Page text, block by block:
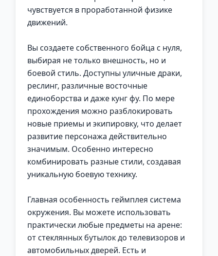
чувствуется в проработанной физике
движений.
Вы создаете собственного бойца с нуля,
выбирая не только внешность, но и
боевой стиль. Доступны уличные драки,
реслинг, различные восточные
единоборства и даже кунг фу. По мере
прохождения можно разблокировать
новые приемы и экипировку, что делает
развитие персонажа действительно
значимым. Особенно интересно
комбинировать разные стили, создавая
уникальную боевую технику.
Главная особенность геймплея система
окружения. Вы можете использовать
практически любые предметы на арене:
от стеклянных бутылок до телевизоров и
автомобильных дверей. Есть и